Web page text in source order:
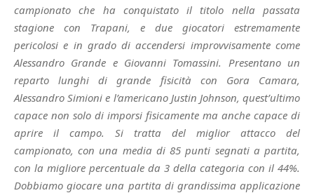
campionato che ha conquistato il titolo nella passata
stagione con Trapani, e due giocatori estremamente
pericolosi e in grado di accendersi improvvisamente come
Alessandro Grande e Giovanni Tomassini. Presentano un
reparto lunghi di grande fisicità con Gora Camara,
Alessandro Simioni e l’americano Justin Johnson, quest’ultimo
capace non solo di imporsi fisicamente ma anche capace di
aprire il campo. Si tratta del miglior attacco del
campionato, con una media di 85 punti segnati a partita,
con la migliore percentuale da 3 della categoria con il 44%.
Dobbiamo giocare una partita di grandissima applicazione